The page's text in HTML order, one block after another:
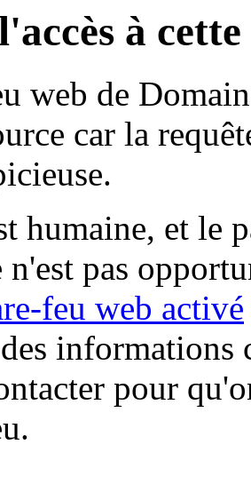
à
web de
car la
humaine, et le
n'est pas
feu web activé
informations
pour